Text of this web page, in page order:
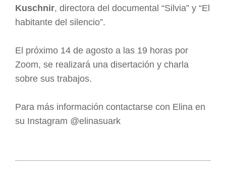
Kuschnir, directora del documental “Silvia” y “El
habitante del silencio”.
El próximo 14 de agosto a las 19 horas por
Zoom, se realizará una disertación y charla
sobre sus trabajos.
Para más información contactarse con Elina en
su Instagram @elinasuark